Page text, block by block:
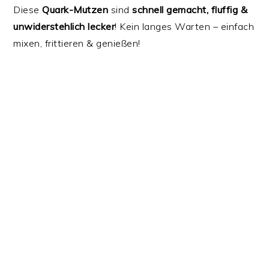
DieseQuark-Mutzen sindschnell gemacht, fluffig &
unwiderstehlich lecker! Kein langes Warten – einfach
mixen, frittieren & genießen!